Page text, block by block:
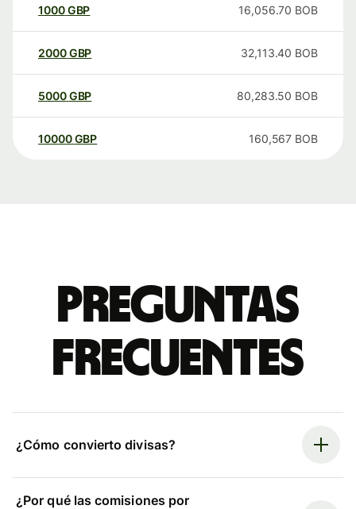
1000GBP 16,056.70 BOB
2000GBP 32,113.40 BOB
5000GBP 80,283.50 BOB
10000 GBP 160,567 BOB
Preguntas
frecuentes
¿Cómo convierto divisas?
¿Por qué las comisiones por